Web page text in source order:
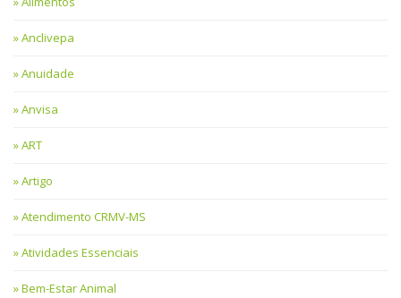
Anclivepa
Anuidade
Anvisa
ART
Artigo
Atendimento CRMV-MS
Atividades Essenciais
Bem-Estar Animal